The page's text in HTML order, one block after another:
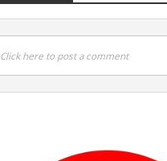
Click here to post a comment